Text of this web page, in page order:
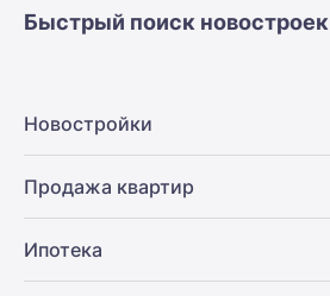
Быстрый поиск новостроек
Новостройки
Продажа квартир
Ипотека